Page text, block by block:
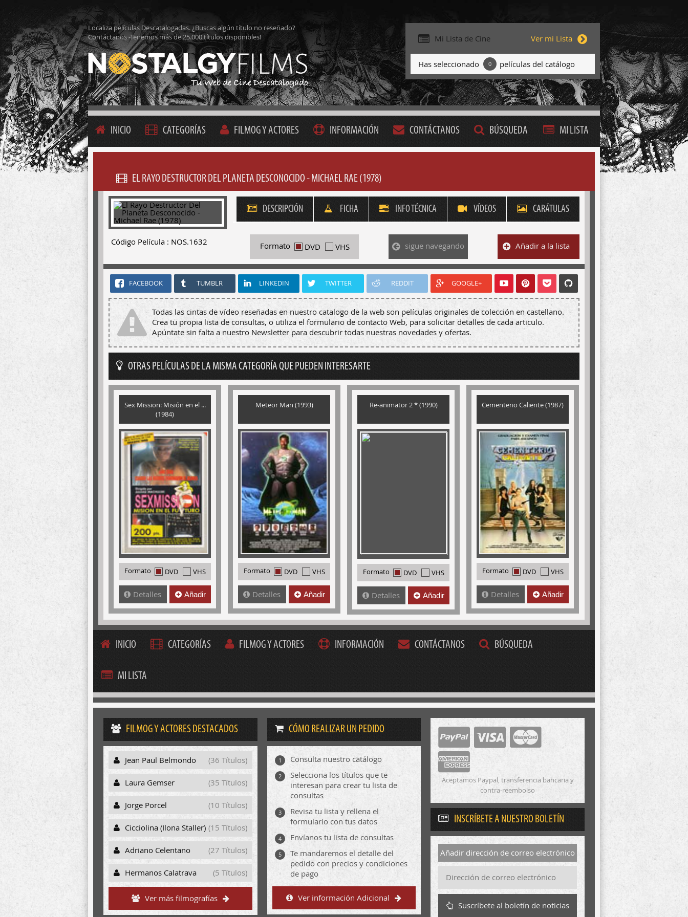
Localiza películas Descatalogadas. ¿Buscas algún título no reseñado?
Contáctanos -Tenemos más de 25.000 títulos disponibles!
Mi Lista de Cine Ver mi Lista
Has seleccionado 0 películas del catálogo
INICIO CATEGORÍAS FILMOG Y ACTORES INFORMACIÓN CONTÁCTANOS BÚSQUEDA MI LISTA
EL RAYO DESTRUCTOR DEL PLANETA DESCONOCIDO - MICHAEL RAE (1978)
DESCRIPCIÓN FICHA INFO TÉCNICA VÍDEOS CARÁTULAS
Código Película : NOS.1632 Formato DVD VHS sigue navegando Añadir a la lista
FACEBOOK TUMBLR LINKEDIN TWITTER REDDIT GOOGLE+
Todas las cintas de vídeo reseñadas en nuestro catalogo de la web son películas originales de colección en castellano.
Crea tu propia lista de consultas, o utiliza el formulario de contacto Web, para solicitar detalles de cada articulo.
Apúntate sin falta a nuestro Newsletter para descubrir todas nuestras novedades y ofertas.
OTRAS PELÍCULAS DE LA MISMA CATEGORÍA QUE PUEDEN INTERESARTE
Sex Mission: Misión en el ...
(1984)
Formato DVD VHS
Detalles Añadir
Meteor Man (1993)
Formato DVD VHS
Detalles Añadir
Re-animator 2 * (1990)
Formato DVD VHS
Detalles Añadir
Cementerio Caliente (1987)
Formato DVD VHS
Detalles Añadir
INICIO CATEGORÍAS FILMOG Y ACTORES INFORMACIÓN CONTÁCTANOS BÚSQUEDA
MI LISTA
FILMOG Y ACTORES DESTACADOS
Jean Paul Belmondo (36 Títulos)
Laura Gemser (35 Títulos)
Jorge Porcel (10 Títulos)
Cicciolina (Ilona Staller) (15 Títulos)
Adriano Celentano (27 Títulos)
Hermanos Calatrava (5 Títulos)
Ver más filmografías
CÓMO REALIZAR UN PEDIDO
1 Consulta nuestro catálogo
2
Selecciona los títulos que te
interesan para crear tu lista de
consultas
3
Revisa tu lista y rellena el
formulario con tus datos
4 Envíanos tu lista de consultas
5
Te mandaremos el detalle del
pedido con precios y condiciones
de pago
Ver información Adicional
Aceptamos Paypal, transferencia bancaria y
contra-reembolso
INSCRÍBETE A NUESTRO BOLETÍN
Añadir dirección de correo electrónico
Suscríbete al boletín de noticias